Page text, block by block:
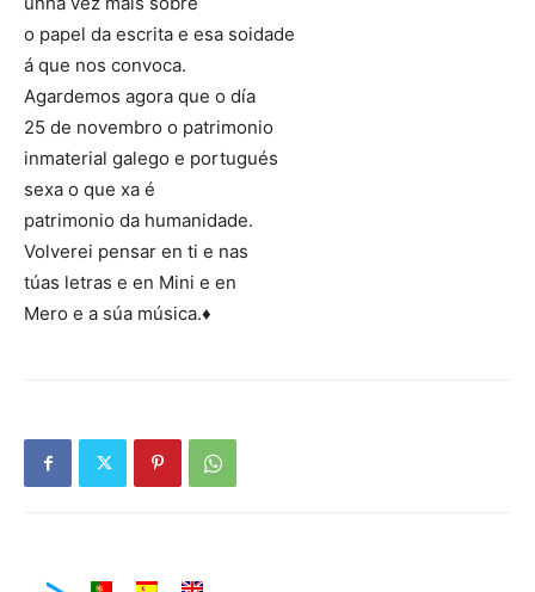
o papel da escrita e esa soidade
á que nos convoca.
Agardemos agora que o día
25 de novembro o patrimonio
inmaterial galego e portugués
sexa o que xa é
patrimonio da humanidade.
Volverei pensar en ti e nas
túas letras e en Mini e en
Mero e a súa música.♦